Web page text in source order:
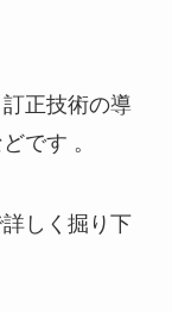
正技術の導
です 。
しく掘り下